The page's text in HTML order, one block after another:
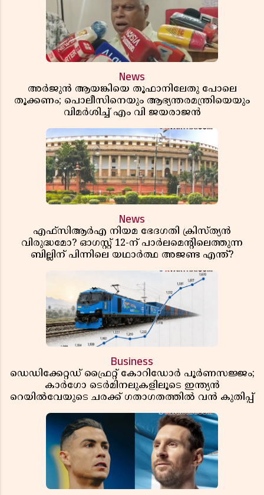
News
അർജുൻ ആയങ്കിയെ തൂഫാനിലേതു പോലെ
തൂക്കണം; പൊലീസിനെയും ആഭ്യന്തരമന്ത്രിയെയും
വിമർശിച്ച് എം വി ജയരാജൻ
News
എഫ്സിആർഎ നിയമ ഭേദഗതി ക്രിസ്ത്യൻ
വിരുദ്ധമോ? ഓഗസ്റ്റ് 12-ന് പാർലമെന്റിലെത്തുന്ന
ബില്ലിന് പിന്നിലെ യഥാർത്ഥ അജണ്ട എന്ത്?
Business
ഡെഡിക്കേറ്റഡ് ഫ്രൈറ്റ് കോറിഡോർ പൂർണസജ്ജം;
കാർഗോ ടെർമിനലുകളിലൂടെ ഇന്ത്യൻ
റെയിൽവേയുടെ ചരക്ക് ഗതാഗതത്തിൽ വൻ കുതിപ്പ്